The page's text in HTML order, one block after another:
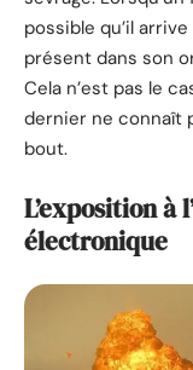
possible qu’il
présent dans son
Cela n’est pas le
dernier ne connaît
bout.
L’exposition à
électronique